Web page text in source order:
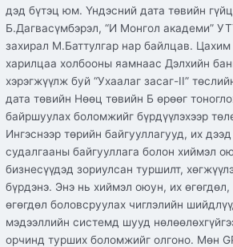
дэд бүтэц юм. Үндэсний дата төвийн
Б.Дагвасүмбэрэл, “И Монгол академи”
захирал М.Баттулгар нар байлцав.
харилцаа холбооны яамнаас Дэлхийн
хэрэгжүүлж буй “Ухаалаг засаг-II”
дата төвийн Нөөц төвийн Б өрөөг
байршуулах боломжийг бүрдүүлэхээр
Ингэснээр төрийн байгууллагууд, их
судалгааны байгууллага болон хиймэл
бизнесүүдэд зориулсан туршилт,
бүрдэнэ. Энэ нь хиймэл оюун, их
өгөгдөл боловсруулах чиглэлийн
мэдээллийн системд шууд
орчинд турших боломжийг олгоно. Мөн